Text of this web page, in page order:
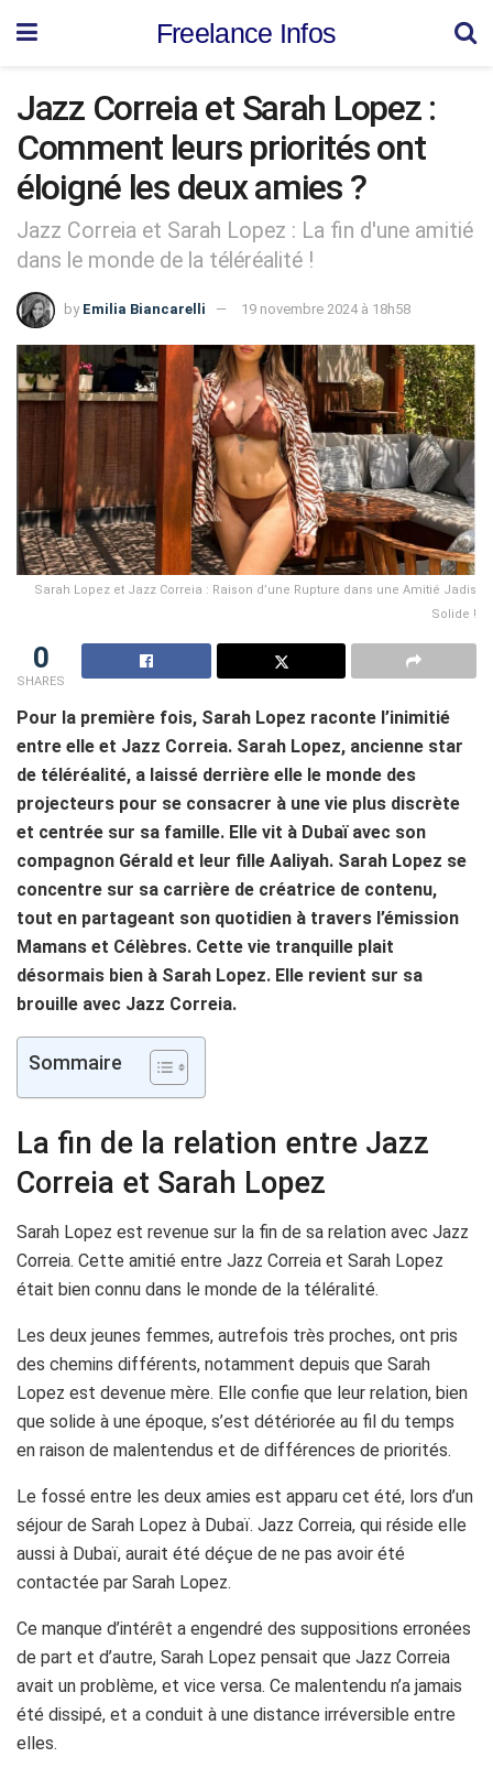
Freelance Infos
Jazz Correia et Sarah Lopez :
Comment leurs priorités ont
éloigné les deux amies ?
Jazz Correia et Sarah Lopez : La fin d'une amitié
dans le monde de la téléréalité !
by Emilia Biancarelli 19 novembre 2024 à 18h58
Sarah Lopez et Jazz Correia : Raison d’une Rupture dans une Amitié Jadis
Solide !
0
SHARES
Pour la première fois, Sarah Lopez raconte l’inimitié
entre elle et Jazz Correia. Sarah Lopez, ancienne star
de téléréalité, a laissé derrière elle le monde des
projecteurs pour se consacrer à une vie plus discrète
et centrée sur sa famille. Elle vit à Dubaï avec son
compagnon Gérald et leur fille Aaliyah. Sarah Lopez se
concentre sur sa carrière de créatrice de contenu,
tout en partageant son quotidien à travers l’émission
Mamans et Célèbres. Cette vie tranquille plait
désormais bien à Sarah Lopez. Elle revient sur sa
brouille avec Jazz Correia.
Sommaire
La fin de la relation entre Jazz
Correia et Sarah Lopez
Sarah Lopez est revenue sur la fin de sa relation avec Jazz
Correia. Cette amitié entre Jazz Correia et Sarah Lopez
était bien connu dans le monde de la téléralité.
Les deux jeunes femmes, autrefois très proches, ont pris
des chemins différents, notamment depuis que Sarah
Lopez est devenue mère. Elle confie que leur relation, bien
que solide à une époque, s’est détériorée au fil du temps
en raison de malentendus et de différences de priorités.
Le fossé entre les deux amies est apparu cet été, lors d’un
séjour de Sarah Lopez à Dubaï. Jazz Correia, qui réside elle
aussi à Dubaï, aurait été déçue de ne pas avoir été
contactée par Sarah Lopez.
Ce manque d’intérêt a engendré des suppositions erronées
de part et d’autre, Sarah Lopez pensait que Jazz Correia
avait un problème, et vice versa. Ce malentendu n’a jamais
été dissipé, et a conduit à une distance irréversible entre
elles.